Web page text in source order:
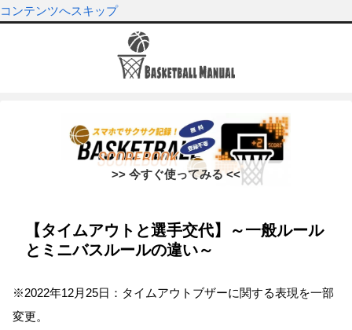
コンテンツへスキップ
>> 今すぐ使ってみる <<
【タイムアウトと選手交代】～一般ルール
とミニバスルールの違い～
※2022年12月25日：タイムアウトブザーに関する表現を一部
変更。